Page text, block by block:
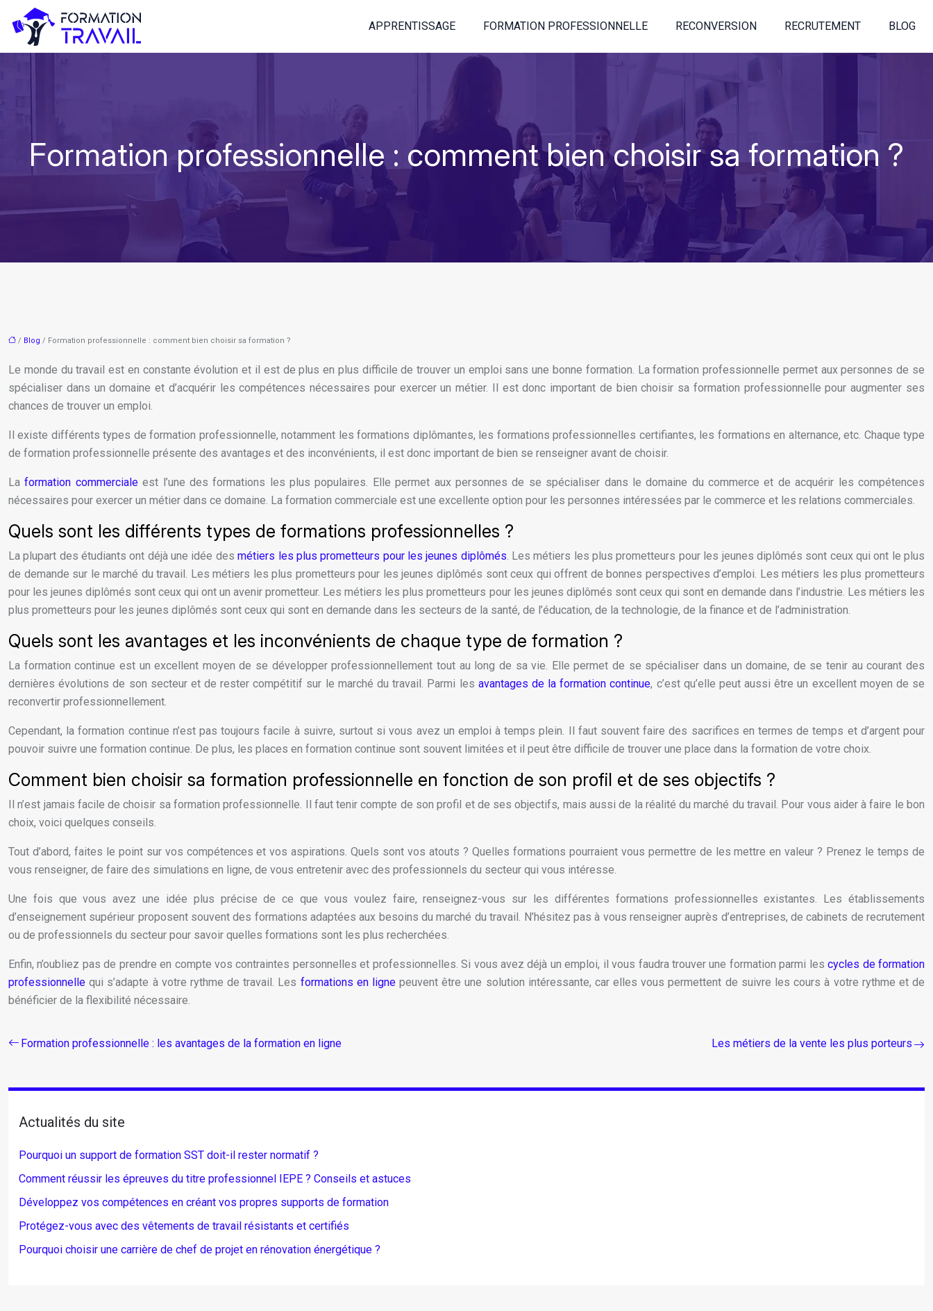
APPRENTISSAGE FORMATION PROFESSIONNELLE RECONVERSION RECRUTEMENT BLOG
Formation professionnelle : comment bien choisir sa formation ?
/ Blog / Formation professionnelle : comment bien choisir sa formation ?
Le monde du travail est en constante évolution et il est de plus en plus difficile de trouver un emploi sans une bonne formation. La formation professionnelle permet aux personnes de se
spécialiser dans un domaine et d’acquérir les compétences nécessaires pour exercer un métier. Il est donc important de bien choisir sa formation professionnelle pour augmenter ses
chances de trouver un emploi.
Il existe différents types de formation professionnelle, notamment les formations diplômantes, les formations professionnelles certifiantes, les formations en alternance, etc. Chaque type
de formation professionnelle présente des avantages et des inconvénients, il est donc important de bien se renseigner avant de choisir.
Laformation commercialeest l’une des formations les plus populaires. Elle permet aux personnes de se spécialiser dans le domaine du commerce et de acquérir les compétences
nécessaires pour exercer un métier dans ce domaine. La formation commerciale est une excellente option pour les personnes intéressées par le commerce et les relations commerciales.
Quels sont les différents types de formations professionnelles ?
La plupart des étudiants ont déjà une idée desmétiers les plus prometteurs pour les jeunes diplômés. Les métiers les plus prometteurs pour les jeunes diplômés sont ceux qui ont le plus
de demande sur le marché du travail. Les métiers les plus prometteurs pour les jeunes diplômés sont ceux qui offrent de bonnes perspectives d’emploi. Les métiers les plus prometteurs
pour les jeunes diplômés sont ceux qui ont un avenir prometteur. Les métiers les plus prometteurs pour les jeunes diplômés sont ceux qui sont en demande dans l’industrie. Les métiers les
plus prometteurs pour les jeunes diplômés sont ceux qui sont en demande dans les secteurs de la santé, de l’éducation, de la technologie, de la finance et de l’administration.
Quels sont les avantages et les inconvénients de chaque type de formation ?
La formation continue est un excellent moyen de se développer professionnellement tout au long de sa vie. Elle permet de se spécialiser dans un domaine, de se tenir au courant des
dernières évolutions de son secteur et de rester compétitif sur le marché du travail. Parmi les avantages de la formation continue, c’est qu’elle peut aussi être un excellent moyen de se
reconvertir professionnellement.
Cependant, la formation continue n’est pas toujours facile à suivre, surtout si vous avez un emploi à temps plein. Il faut souvent faire des sacrifices en termes de temps et d’argent pour
pouvoir suivre une formation continue. De plus, les places en formation continue sont souvent limitées et il peut être difficile de trouver une place dans la formation de votre choix.
Comment bien choisir sa formation professionnelle en fonction de son profil et de ses objectifs ?
Il n’est jamais facile de choisir sa formation professionnelle. Il faut tenir compte de son profil et de ses objectifs, mais aussi de la réalité du marché du travail. Pour vous aider à faire le bon
choix, voici quelques conseils.
Tout d’abord, faites le point sur vos compétences et vos aspirations. Quels sont vos atouts ? Quelles formations pourraient vous permettre de les mettre en valeur ? Prenez le temps de
vous renseigner, de faire des simulations en ligne, de vous entretenir avec des professionnels du secteur qui vous intéresse.
Une fois que vous avez une idée plus précise de ce que vous voulez faire, renseignez-vous sur les différentes formations professionnelles existantes. Les établissements
d’enseignement supérieur proposent souvent des formations adaptées aux besoins du marché du travail. N’hésitez pas à vous renseigner auprès d’entreprises, de cabinets de recrutement
ou de professionnels du secteur pour savoir quelles formations sont les plus recherchées.
Enfin, n’oubliez pas de prendre en compte vos contraintes personnelles et professionnelles. Si vous avez déjà un emploi, il vous faudra trouver une formation parmi lescycles de formation
professionnelle qui s’adapte à votre rythme de travail. Les formations en lignepeuvent être une solution intéressante, car elles vous permettent de suivre les cours à votre rythme et de
bénéficier de la flexibilité nécessaire.
Formation professionnelle : les avantages de la formation en ligne Les métiers de la vente les plus porteurs
Actualités du site
Pourquoi un support de formation SST doit-il rester normatif ?
Comment réussir les épreuves du titre professionnel IEPE ? Conseils et astuces
Développez vos compétences en créant vos propres supports de formation
Protégez-vous avec des vêtements de travail résistants et certifiés
Pourquoi choisir une carrière de chef de projet en rénovation énergétique ?